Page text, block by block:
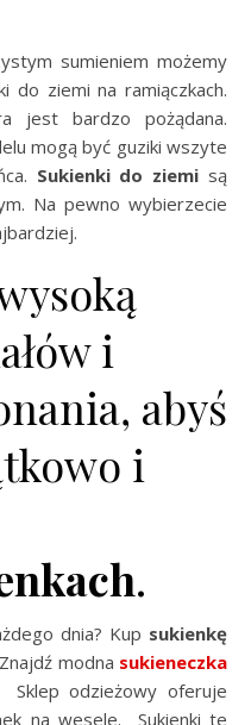
sumieniem możemy
do ziemi na ramiączkach.
jest bardzo pożądana.
mogą być guziki wszyte
Sukienki do ziemi są
Na pewno wybierzecie
i
abyś
i
.
dnia? Kup sukienkę
modna sukieneczka
Sklep odzieżowy oferuje
na wesele. Sukienki te